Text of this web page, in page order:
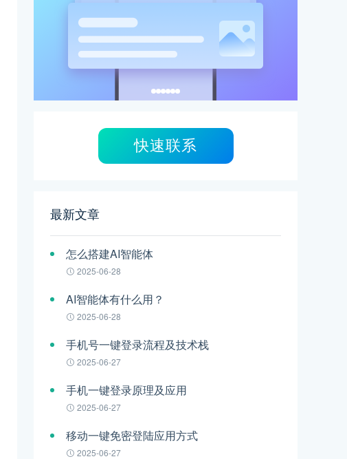
快速联系
最新文章
怎么搭建AI智能体
2025-06-28
AI智能体有什么用？
2025-06-28
手机号一键登录流程及技术栈
2025-06-27
手机一键登录原理及应用
2025-06-27
移动一键免密登陆应用方式
2025-06-27